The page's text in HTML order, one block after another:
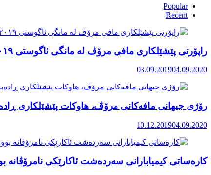
Popular
Recent
راپۆرتی پێشێلكاری مافی مرۆڤ له‌ مانگی ئاگوستی ٢٠١٩
03.09.201904.09.2020
رۆژی جیهانی مافەکانی مرۆڤ، هاوکات پێشێلکاری
10.12.201904.09.2020
کارەساتی کیمیابارانی سەردەشت ئاکارێکی نامرۆڤانە